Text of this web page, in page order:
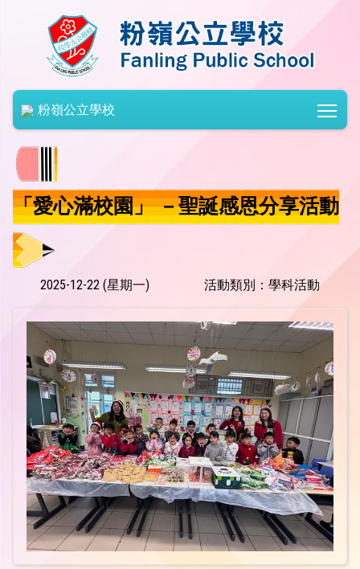
粉嶺公立學校
「愛心滿校園」 －聖誕感恩分享活動
2025-12-22 (星期一) 活動類別：學科活動